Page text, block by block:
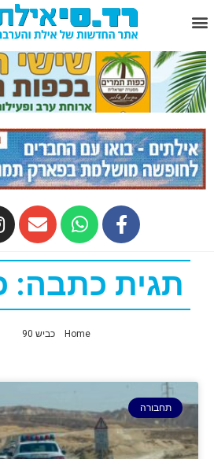
תגית כתבה:
Home כביש 90
תחבורה